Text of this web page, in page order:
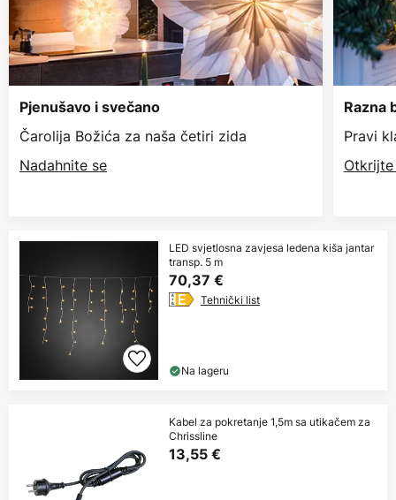
Pjenušavo i svečano
Čarolija Božića za naša četiri zida
Nadahnite se
Razna
Pravi
LED svjetlosna zavjesa ledena kiša jantar
transp. 5 m
70,37 €
Tehnički list
Na lageru
Kabel za pokretanje 1,5m sa utikačem za
Chrissline
13,55 €